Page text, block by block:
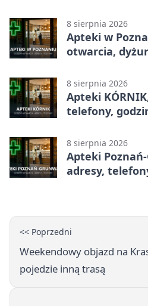
8 sierpnia 2026
Apteki w
otwarcia,
8 sierpnia 2026
Apteki
telefony,
8 sierpnia 2026
Apteki
adresy,
<< Poprzedni
Weekendowy objazd na
pojedzie inną trasą